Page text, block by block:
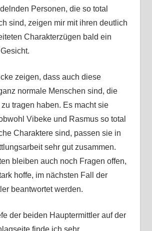
Personen, die so total
sind, zeigen mir mit ihren deutlich
Charakterzügen bald ein
zeigen, dass auch diese
normale Menschen sind, die
tragen haben. Es macht sie
Vibeke und Rasmus so total
Charaktere sind, passen sie in
sehr gut zusammen.
bleiben auch noch Fragen offen,
hoffe, im nächsten Fall der
beantwortet werden.
der beiden Hauptermittler auf der
finde ich sehr